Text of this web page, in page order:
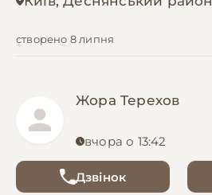
створено 8 липня
Жора Терехов
вчора о 13:42
Дзвінок